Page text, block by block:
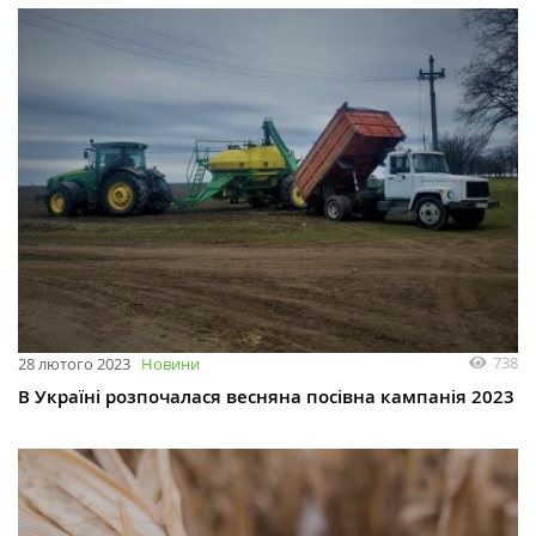
28 лютого 2023 Новини 738
В Україні розпочалася весняна посівна кампанія 2023